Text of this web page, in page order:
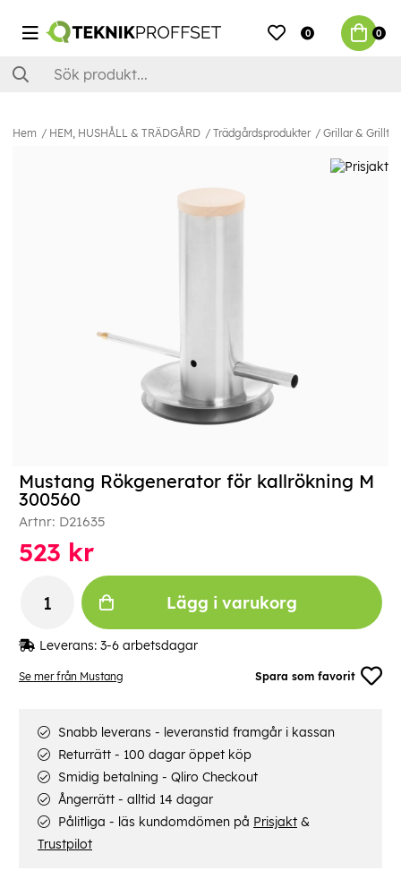
0 0
Hem HEM, HUSHÅLL & TRÄDGÅRD Trädgårdsprodukter Grillar &
Se mer från Mustang Spara som favorit
Mustang Rökgenerator för kallrökning M
300560
Artnr: D21635
523 kr
Lägg i varukorg
Leverans: 3-6 arbetsdagar
Snabb leverans - leveranstid framgår i kassan
Returrätt - 100 dagar öppet köp
Smidig betalning - Qliro Checkout
Ångerrätt - alltid 14 dagar
Pålitliga - läs kundomdömen på Prisjakt &
Trustpilot